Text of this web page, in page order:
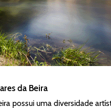
da Beira
possui uma diversidade